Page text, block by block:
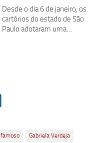
Desde o dia 6 de janeiro, os
cartórios do estado de São
Paulo adotaram uma…
famoso
Gabriela Verdeja